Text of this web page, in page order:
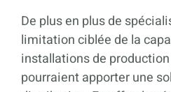
De plus en plus de
limitation ciblée de la
installations de
pourraient apporter une